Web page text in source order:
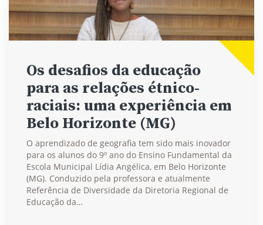
Os desafios da educação
para as relações étnico-
raciais: uma experiência em
Belo Horizonte (MG)
O aprendizado de geografia tem sido mais inovador
para os alunos do 9º ano do Ensino Fundamental da
Escola Municipal Lídia Angélica, em Belo Horizonte
(MG). Conduzido pela professora e atualmente
Referência de Diversidade da Diretoria Regional de
Educação da…